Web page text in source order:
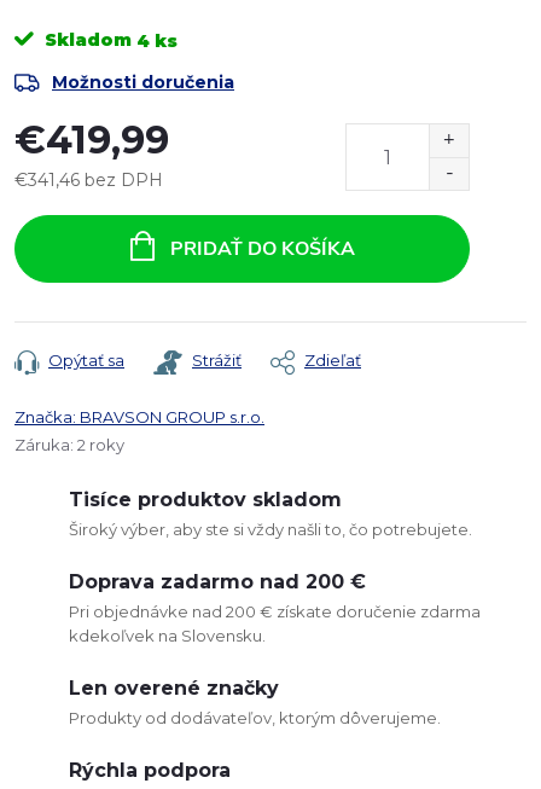
Skladom 4 ks
Možnosti doručenia
€419,99
€341,46 bez DPH
cena:
PRIDAŤ DO KOŠÍKA
Opýtať sa Strážiť Zdieľať
Značka: BRAVSON GROUP s.r.o.
Záruka: 2 roky
Tisíce produktov skladom
Široký výber, aby ste si vždy našli to, čo potrebujete.
Doprava zadarmo nad 200 €
Pri objednávke nad 200 € získate doručenie zdarma
kdekoľvek na Slovensku.
Len overené značky
Produkty od dodávateľov, ktorým dôverujeme.
Rýchla podpora